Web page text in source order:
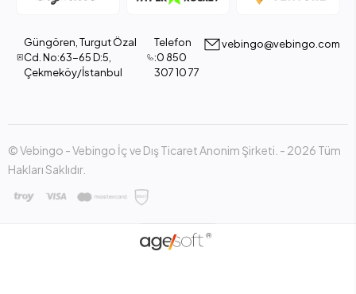
Güngören, Turgut Özal
Cd. No:63-65 D:5,
Çekmeköy/İstanbul
Telefon
:0 850
307 10 77
vebingo@vebingo.com
© Vebingo - Vebingo İç ve Dış Ticaret Anonim Şirketi. - 2026 Tüm
Hakları Saklıdır.